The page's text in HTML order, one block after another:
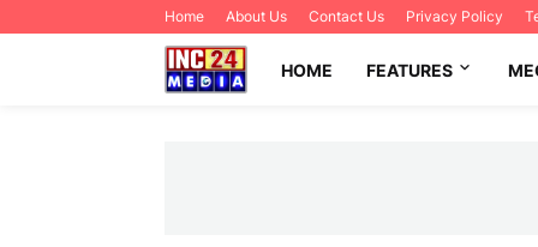
Home About Us Contact Us Privacy Policy
HOME FEATURES